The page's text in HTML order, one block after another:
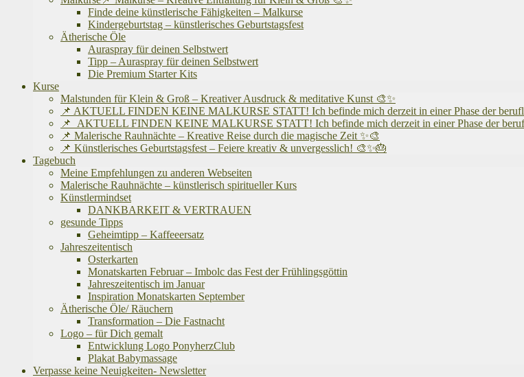
Finde deine künstlerische Fähigkeiten – Malkurse
Kindergeburtstag – künstlerisches Geburtstagsfest
Ätherische Öle
Auraspray für deinen Selbstwert
Tipp – Auraspray für deinen Selbstwert
Die Premium Starter Kits
Kurse
Malstunden für Klein & Groß – Kreativer Ausdruck & meditative Kunst 🎨✨
📌 AKTUELL FINDEN KEINE MALKURSE STATT! Ich befinde mich derzeit in einer Phase der
📌 AKTUELL FINDEN KEINE MALKURSE STATT! Ich befinde mich derzeit in einer Phase der
📌 Malerische Rauhnächte – Kreative Reise durch die magische Zeit ✨🎨
📌 Künstlerisches Geburtstagsfest – Feiere kreativ & unvergesslich! 🎨✨🎂
Tagebuch
Meine Empfehlungen zu anderen Webseiten
Malerische Rauhnächte – künstlerisch spiritueller Kurs
Künstlermindset
DANKBARKEIT & VERTRAUEN
gesunde Tipps
Geheimtipp – Kaffeeersatz
Jahreszeitentisch
Osterkarten
Monatskarten Februar – Imbolc das Fest der Frühlingsgöttin
Jahreszeitentisch im Januar
Inspiration Monatskarten September
Ätherische Öle/ Räuchern
Transformation – Die Fastnacht
Logo – für Dich gemalt
Entwicklung Logo PonyherzClub
Plakat Babymassage
Verpasse keine Neuigkeiten- Newsletter